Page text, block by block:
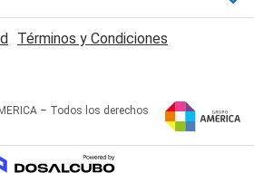
Términos y Condiciones
– Todos los derechos